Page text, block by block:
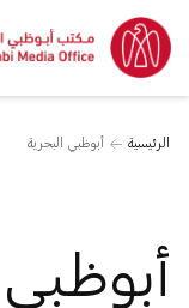
الرئيسية أبوظبي البحرية